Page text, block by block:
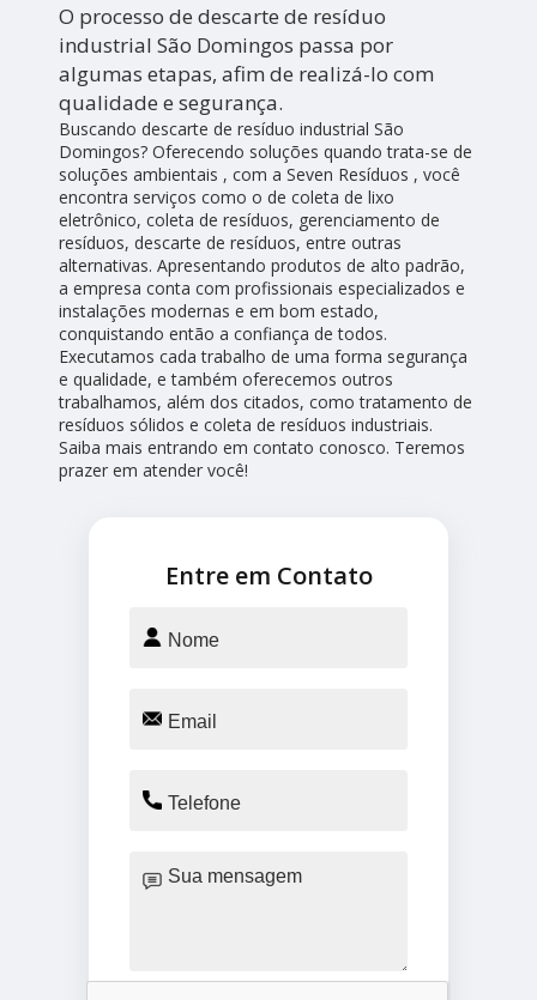
O processo de descarte de resíduo
industrial São Domingos passa por
algumas etapas, afim de realizá-lo com
qualidade e segurança.
Buscando descarte de resíduo industrial São
Domingos? Oferecendo soluções quando trata-se de
soluções ambientais , com a Seven Resíduos , você
encontra serviços como o de coleta de lixo
eletrônico, coleta de resíduos, gerenciamento de
resíduos, descarte de resíduos, entre outras
alternativas. Apresentando produtos de alto padrão,
a empresa conta com profissionais especializados e
instalações modernas e em bom estado,
conquistando então a confiança de todos.
Executamos cada trabalho de uma forma segurança
e qualidade, e também oferecemos outros
trabalhamos, além dos citados, como tratamento de
resíduos sólidos e coleta de resíduos industriais.
Saiba mais entrando em contato conosco. Teremos
prazer em atender você!
Entre em Contato